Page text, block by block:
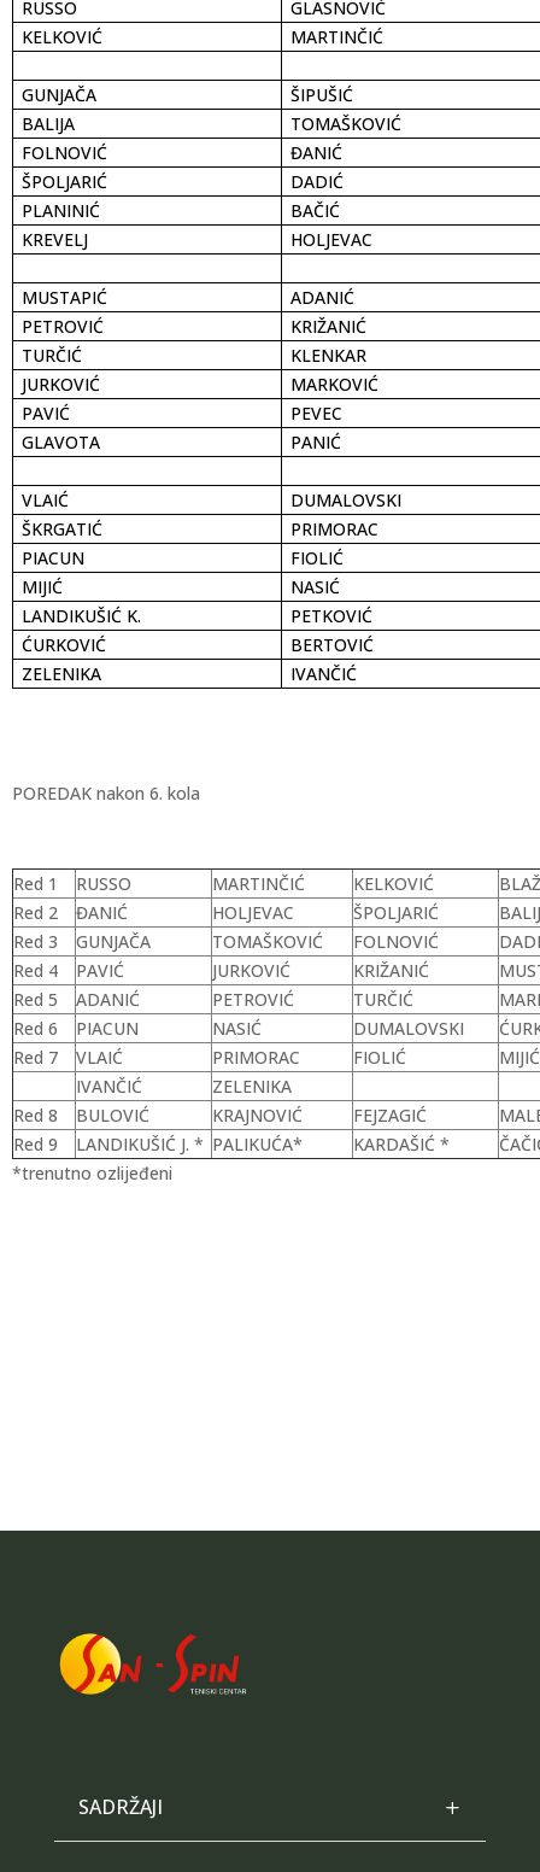
RUSSO
GLASNOVIĆ
KELKOVIĆ
MARTINČIĆ
GUNJAČA
ŠIPUŠIĆ
BALIJA
TOMAŠKOVIĆ
FOLNOVIĆ
ĐANIĆ
ŠPOLJARIĆ
DADIĆ
PLANINIĆ
BAČIĆ
KREVELJ
HOLJEVAC
MUSTAPIĆ
ADANIĆ
PETROVIĆ
KRIŽANIĆ
TURČIĆ
KLENKAR
JURKOVIĆ
MARKOVIĆ
PAVIĆ
PEVEC
GLAVOTA
PANIĆ
VLAIĆ
DUMALOVSKI
ŠKRGATIĆ
PRIMORAC
PIACUN
FIOLIĆ
MIJIĆ
NASIĆ
LANDIKUŠIĆ K.
PETKOVIĆ
ĆURKOVIĆ
BERTOVIĆ
ZELENIKA
IVANČIĆ
POREDAK nakon 6. kola
Red 1 RUSSO MARTINČIĆ KELKOVIĆ
Red 2
ĐANIĆ HOLJEVAC ŠPOLJARIĆ
Red 3
GUNJAČA TOMAŠKOVIĆ FOLNOVIĆ
Red 4
PAVIĆ JURKOVIĆ KRIŽANIĆ
Red 5
ADANIĆ PETROVIĆ TURČIĆ
Red 6
PIACUN NASIĆ DUMALOVSKI
Red 7
VLAIĆ PRIMORAC FIOLIĆ
MIJIĆ
IVANČIĆ
ZELENIKA
Red 8
BULOVIĆ KRAJNOVIĆ FEJZAGIĆ
Red 9
LANDIKUŠIĆ J. * PALIKUĆA* KARDAŠIĆ *
*trenutno ozlijeđeni
SADRŽAJI